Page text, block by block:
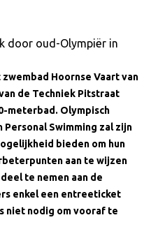
door oud-Olympiër in
Hoornse Vaart van
de Techniek Pitstraat
meterbad. Olympisch
Swimming zal zijn
bieden om hun
aan te wijzen
te nemen aan de
enkel een entreeticket
niet nodig om vooraf te